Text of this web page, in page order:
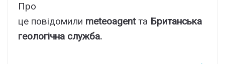
Про
це повідомили meteoagentта Британська
геологічна служба.